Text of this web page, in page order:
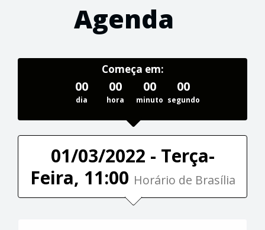
Agenda
Começa em:
00
dia
00
hora
00
minuto
00
segundo
01/03/2022 - Terça-
Feira, 11:00 Horário de Brasília